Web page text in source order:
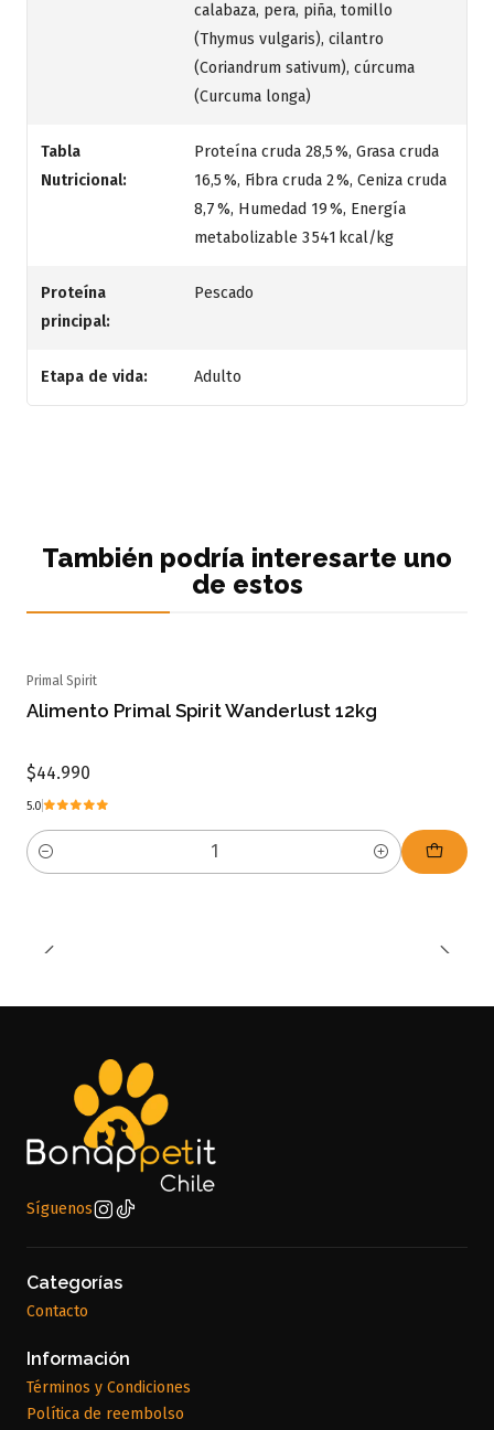
calabaza, pera, piña, tomillo
(Thymus vulgaris), cilantro
(Coriandrum sativum), cúrcuma
(Curcuma longa)
Tabla
Nutricional:
Proteína cruda 28,5 %, Grasa cruda
16,5 %, Fibra cruda 2 %, Ceniza cruda
8,7 %, Humedad 19 %, Energía
metabolizable 3 541 kcal/kg
Proteína
principal:
Pescado
Etapa de vida: Adulto
También podría interesarte uno
de estos
Primal Spirit
Alimento Primal Spirit Wanderlust 12kg
$44.990
5.0
Cantidad
Síguenos
Categorías
Contacto
Información
Términos y Condiciones
Política de reembolso